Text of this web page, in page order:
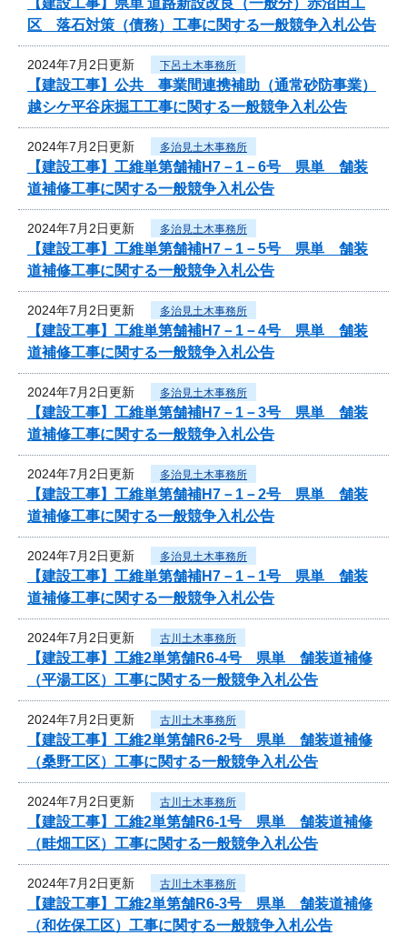
区 落石対策（債務）工事に関する一般競争入札公告
2024年7月2日更新 下呂土木事務所
【建設工事】公共 事業間連携補助（通常砂防事業）
越シケ平谷床掘工工事に関する一般競争入札公告
2024年7月2日更新 多治見土木事務所
【建設工事】工維単第舗補H7－1－6号 県単 舗装
道補修工事に関する一般競争入札公告
2024年7月2日更新 多治見土木事務所
【建設工事】工維単第舗補H7－1－5号 県単 舗装
道補修工事に関する一般競争入札公告
2024年7月2日更新 多治見土木事務所
【建設工事】工維単第舗補H7－1－4号 県単 舗装
道補修工事に関する一般競争入札公告
2024年7月2日更新 多治見土木事務所
【建設工事】工維単第舗補H7－1－3号 県単 舗装
道補修工事に関する一般競争入札公告
2024年7月2日更新 多治見土木事務所
【建設工事】工維単第舗補H7－1－2号 県単 舗装
道補修工事に関する一般競争入札公告
2024年7月2日更新 多治見土木事務所
【建設工事】工維単第舗補H7－1－1号 県単 舗装
道補修工事に関する一般競争入札公告
2024年7月2日更新 古川土木事務所
【建設工事】工維2単第舗R6-4号 県単 舗装道補修
（平湯工区）工事に関する一般競争入札公告
2024年7月2日更新 古川土木事務所
【建設工事】工維2単第舗R6-2号 県単 舗装道補修
（桑野工区）工事に関する一般競争入札公告
2024年7月2日更新 古川土木事務所
【建設工事】工維2単第舗R6-1号 県単 舗装道補修
（畦畑工区）工事に関する一般競争入札公告
2024年7月2日更新 古川土木事務所
【建設工事】工維2単第舗R6-3号 県単 舗装道補修
（和佐保工区）工事に関する一般競争入札公告